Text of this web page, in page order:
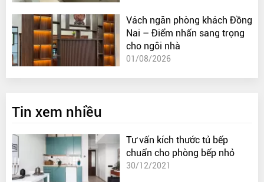
Vách ngăn phòng khách Đồng
Nai – Điểm nhấn sang trọng
cho ngôi nhà
01/08/2026
Tin xem nhiều
Tư vấn kích thước tủ bếp
chuẩn cho phòng bếp nhỏ
30/12/2021